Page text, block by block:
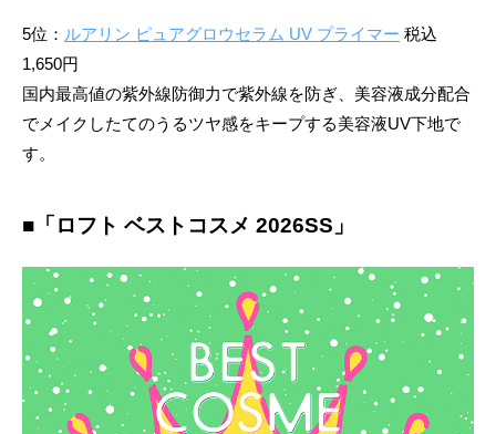
5位： ルアリン ピュアグロウセラム UV プライマー 税込
1,650円
国内最高値の紫外線防御力で紫外線を防ぎ、美容液成分配合
でメイクしたてのうるツヤ感をキープする美容液UV下地で
す。
■「ロフト ベストコスメ 2026SS」